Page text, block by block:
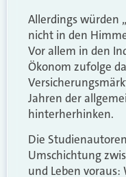
Allerdings würden
nicht in den
Vor allem in den
Ökonom zufolge
Jahren der
hinterherhinken.
Die
Umschichtung
und Leben